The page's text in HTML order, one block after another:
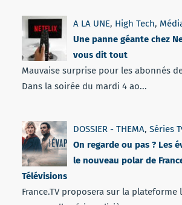
A LA UNE, High Tech,
Une panne géante chez
vous dit tout
Mauvaise surprise pour les abonnés
Dans la soirée du mardi 4 ao...
DOSSIER - THEMA, Séries
On regarde ou pas ? Les
le nouveau polar de
Télévisions
France.TV proposera sur la plateforme